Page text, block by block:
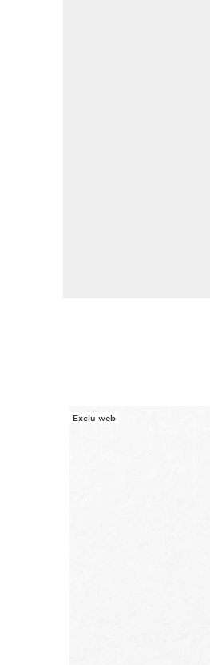
ALLER AU CONTENU
Exclu web